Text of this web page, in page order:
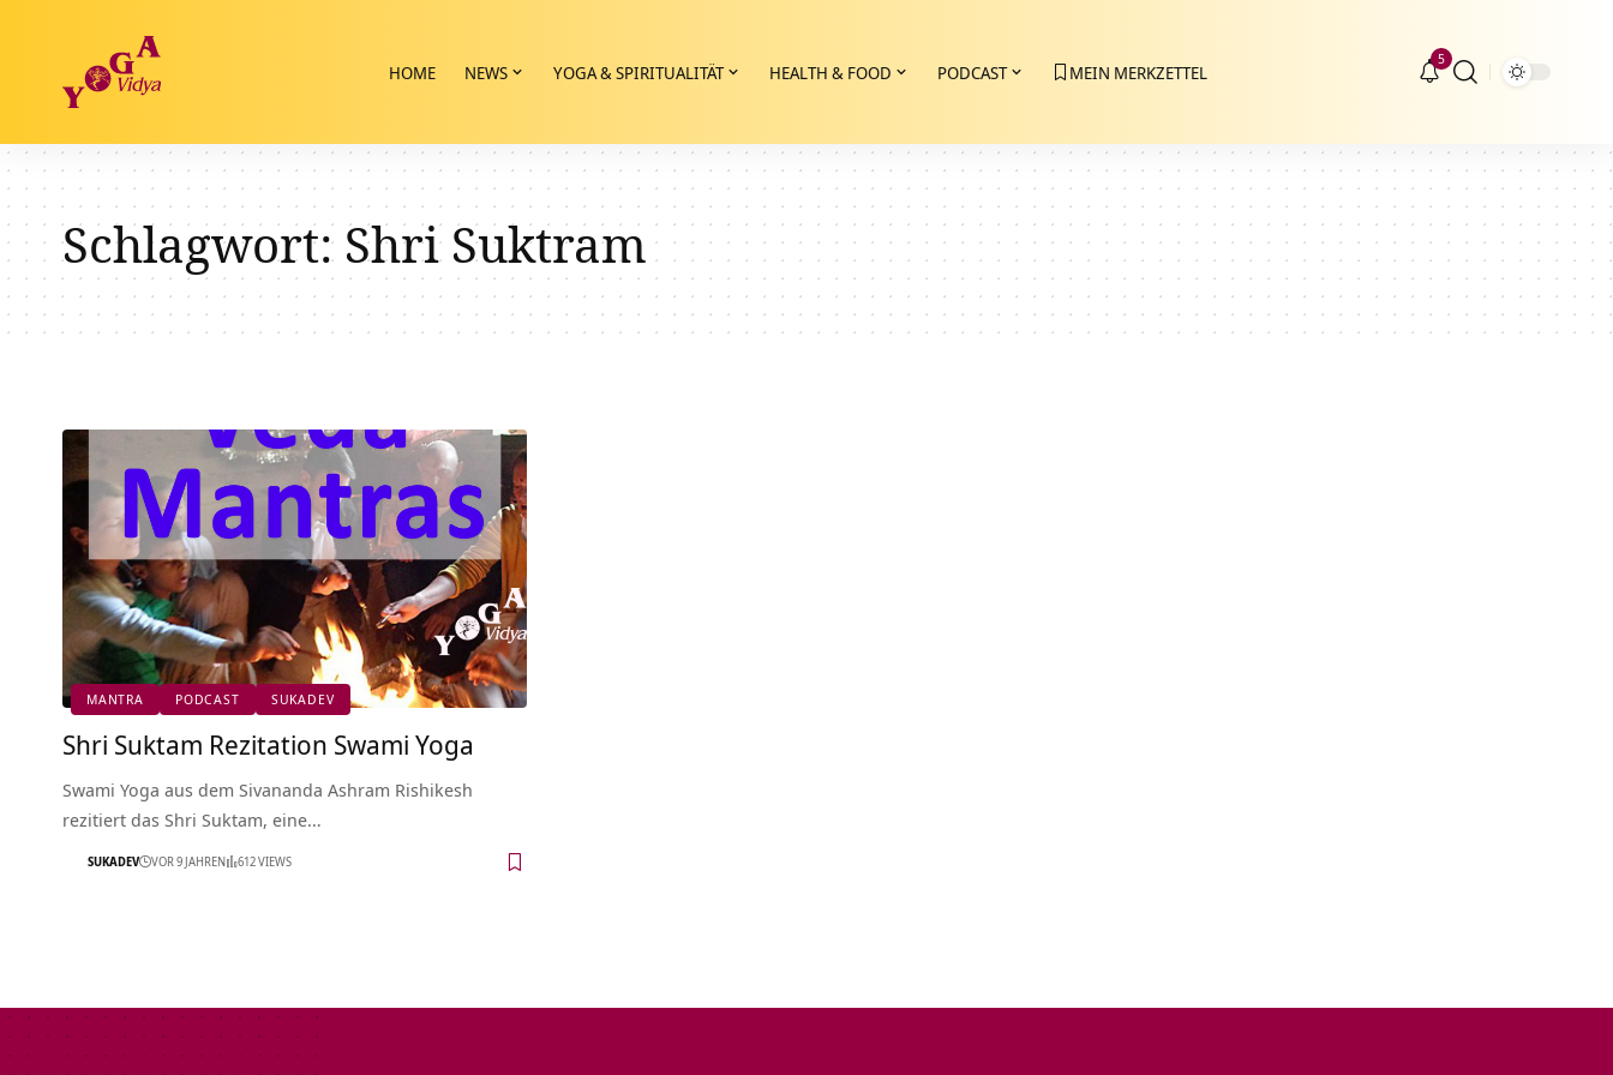
HOME NEWS YOGA & SPIRITUALITÄT HEALTH & FOOD PODCAST MEIN MERKZETTEL
5
Schlagwort: Shri Suktram
MANTRA PODCAST SUKADEV
Shri Suktam Rezitation Swami Yoga
Swami Yoga aus dem Sivananda Ashram Rishikesh
rezitiert das Shri Suktam, eine…
SUKADEV VOR 9 JAHREN 612 VIEWS